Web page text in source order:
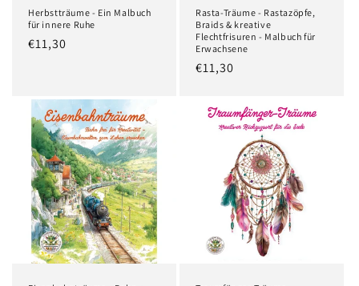
Herbstträume - Ein Malbuch
für innere Ruhe
Normaler
€11,30
Rasta-Träume - Rastazöpfe,
Braids & kreative
Flechtfrisuren - Malbuch für
Erwachsene
Normaler
€11,30